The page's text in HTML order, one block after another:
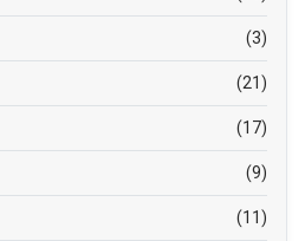
(3)
(21)
(17)
(9)
(11)